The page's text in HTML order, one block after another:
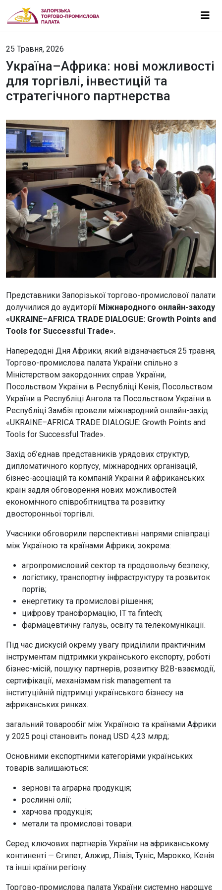
25 Травня, 2026
Україна–Африка: нові можливості
для торгівлі, інвестицій та
стратегічного партнерства
Представники Запорізької торгово-промислової палати
долучилися до аудиторії Міжнародного онлайн-заходу
«UKRAINE–AFRICA TRADE DIALOGUE: Growth Points and
Tools for Successful Trade».
Напередодні Дня Африки, який відзначається 25 травня,
Торгово-промислова палата України спільно з
Міністерством закордонних справ України,
Посольством України в Республіці Кенія, Посольством
України в Республіці Ангола та Посольством України в
Республіці Замбія провели міжнародний онлайн-захід
«UKRAINE–AFRICA TRADE DIALOGUE: Growth Points and
Tools for Successful Trade».
Захід об’єднав представників урядових структур,
дипломатичного корпусу, міжнародних організацій,
бізнес-асоціацій та компаній України й африканських
країн задля обговорення нових можливостей
економічного співробітництва та розвитку
двосторонньої торгівлі.
Учасники обговорили перспективні напрями співпраці
між Україною та країнами Африки, зокрема:
агропромисловий сектор та продовольчу безпеку;
логістику, транспортну інфраструктуру та розвиток
портів;
енергетику та промислові рішення;
цифрову трансформацію, IT та fintech;
фармацевтичну галузь, освіту та телекомунікації.
Під час дискусій окрему увагу приділили практичним
інструментам підтримки українського експорту, роботі
бізнес-місій, пошуку партнерів, розвитку B2B-взаємодії,
сертифікації, механізмам risk management та
інституційній підтримці українського бізнесу на
африканських ринках.
загальний товарообіг між Україною та країнами Африки
у 2025 році становить понад USD 4,23 млрд;
Основними експортними категоріями українських
товарів залишаються:
зернові та аграрна продукція;
рослинні олії;
харчова продукція;
метали та промислові товари.
Серед ключових партнерів України на африканському
континенті — Єгипет, Алжир, Лівія, Туніс, Марокко, Кенія
та інші країни регіону.
Торгово-промислова палата України системно нарощує